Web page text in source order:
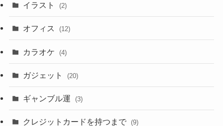
イラスト (2)
オフィス (12)
カラオケ (4)
ガジェット (20)
ギャンブル運 (3)
クレジットカードを持つまで (9)